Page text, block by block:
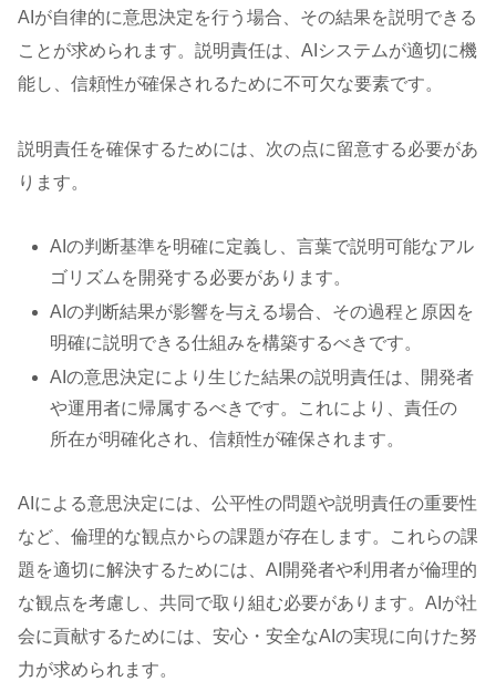
AIが自律的に意思決定を行う場合、その結果を説明できる
ことが求められます。説明責任は、AIシステムが適切に機
能し、信頼性が確保されるために不可欠な要素です。
説明責任を確保するためには、次の点に留意する必要があ
ります。
AIの判断基準を明確に定義し、言葉で説明可能なアル
ゴリズムを開発する必要があります。
AIの判断結果が影響を与える場合、その過程と原因を
明確に説明できる仕組みを構築するべきです。
AIの意思決定により生じた結果の説明責任は、開発者
や運用者に帰属するべきです。これにより、責任の
所在が明確化され、信頼性が確保されます。
AIによる意思決定には、公平性の問題や説明責任の重要性
など、倫理的な観点からの課題が存在します。これらの課
題を適切に解決するためには、AI開発者や利用者が倫理的
な観点を考慮し、共同で取り組む必要があります。AIが社
会に貢献するためには、安心・安全なAIの実現に向けた努
力が求められます。